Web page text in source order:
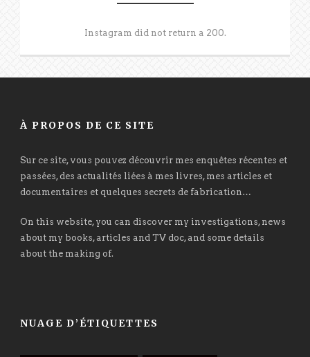
Instagram did not return a 200.
À PROPOS DE CE SITE
Sur ce site, vous pouvez découvrir mes enquêtes récentes et
passées, des actualités liées à mes livres, mes articles et
documentaires et quelques secrets de fabrication…
On this website, you can discover my investigations, news
about my books, articles and TV doc, and some details
about the making of.
NUAGE D’ÉTIQUETTES